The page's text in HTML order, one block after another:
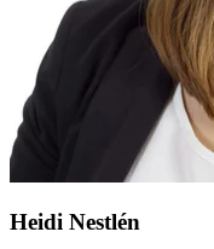
Heidi Nestlén